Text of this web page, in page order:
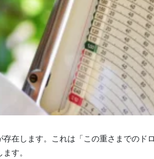
在します。これは「この重さまでのド
す。